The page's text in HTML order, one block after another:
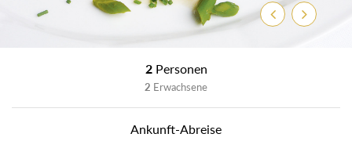
ZurückWeiter
2 Personen
2 Erwachsene
Ankunft-Abreise